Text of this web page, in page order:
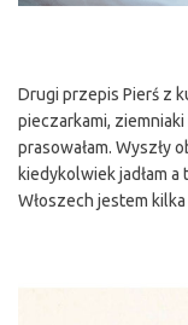
Drugi przepis Pierś z
pieczarkami,
prasowałam. Wyszły
kiedykolwiek jadłam
Włoszech jestem